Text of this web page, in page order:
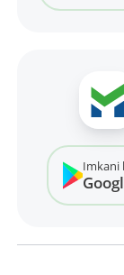
Imkani